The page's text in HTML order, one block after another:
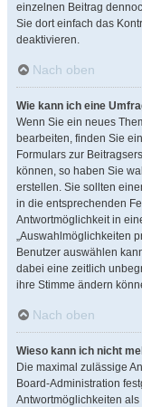
einzelnen Beitrag
Sie dort einfach das
deaktivieren.
Nach oben
Wie kann ich eine
Wenn Sie ein neues
bearbeiten, finden Sie
Formulars zur
können, so haben Sie
erstellen. Sie sollten
in die entsprechenden
Antwortmöglichkeit in
„Auswahlmöglichkeiten
Benutzer auswählen
dabei eine zeitlich
ihre Stimme ändern
Nach oben
Wieso kann ich nicht
Die maximal zulässige
Board-Administration
Antwortmöglichkeiten